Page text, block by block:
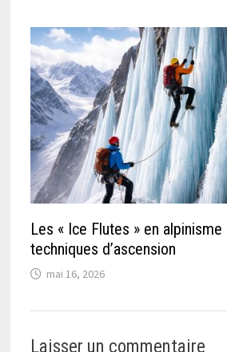
Les « Ice Flutes » en
techniques d’ascension
mai 16, 2026
Laisser un commentaire